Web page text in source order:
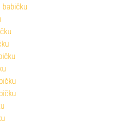
babičku